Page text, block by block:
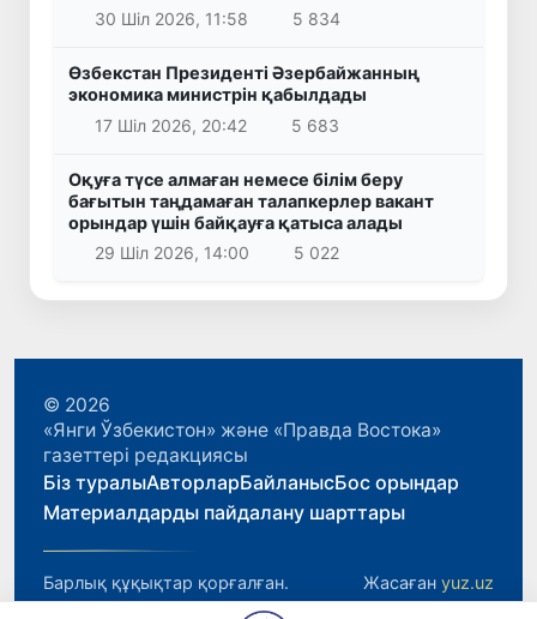
30 Шіл 2026, 11:58
5 834
Өзбекстан Президенті Әзербайжанның
экономика министрін қабылдады
17 Шіл 2026, 20:42
5 683
Оқуға түсе алмаған немесе білім беру
бағытын таңдамаған талапкерлер вакант
орындар үшін байқауға қатыса алады
29 Шіл 2026, 14:00
5 022
© 2026
«Янги Ўзбекистон» және «Правда Востока»
газеттері редакциясы
Біз туралыАвторларБайланысБос орындар
Материалдарды пайдалану шарттары
Барлық құқықтар қорғалған. Жасаған yuz.uz